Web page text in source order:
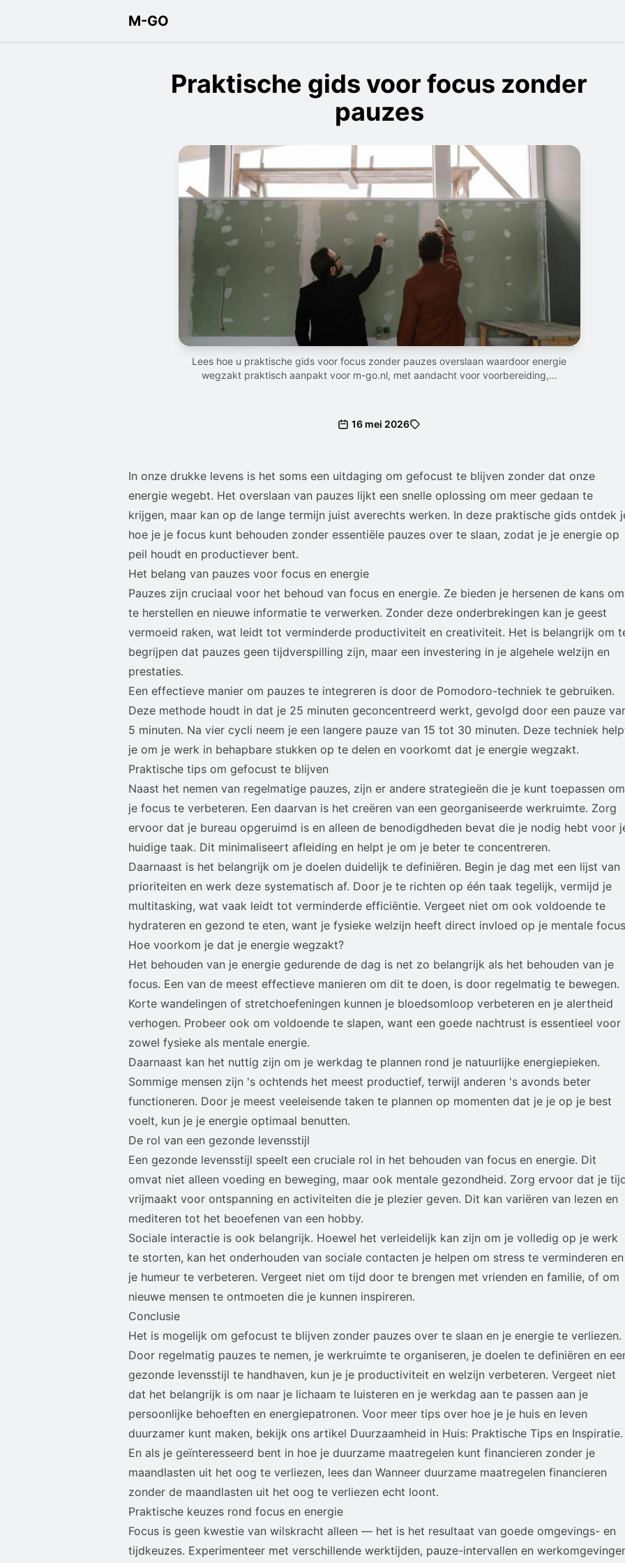
M-GO
Praktische gids voor focus zonder
pauzes
Lees hoe u praktische gids voor focus zonder pauzes overslaan waardoor energie
wegzakt praktisch aanpakt voor m-go.nl, met aandacht voor voorbereiding,...
16 mei 2026
In onze drukke levens is het soms een uitdaging om gefocust te blijven zonder dat onze
energie wegebt. Het overslaan van pauzes lijkt een snelle oplossing om meer gedaan te
krijgen, maar kan op de lange termijn juist averechts werken. In deze praktische gids ontdek
hoe je je focus kunt behouden zonder essentiële pauzes over te slaan, zodat je je energie op
peil houdt en productiever bent.
Het belang van pauzes voor focus en energie
Pauzes zijn cruciaal voor het behoud van focus en energie. Ze bieden je hersenen de kans om
te herstellen en nieuwe informatie te verwerken. Zonder deze onderbrekingen kan je geest
vermoeid raken, wat leidt tot verminderde productiviteit en creativiteit. Het is belangrijk om
begrijpen dat pauzes geen tijdverspilling zijn, maar een investering in je algehele welzijn en
prestaties.
Een effectieve manier om pauzes te integreren is door de Pomodoro-techniek te gebruiken.
Deze methode houdt in dat je 25 minuten geconcentreerd werkt, gevolgd door een pauze
5 minuten. Na vier cycli neem je een langere pauze van 15 tot 30 minuten. Deze techniek
je om je werk in behapbare stukken op te delen en voorkomt dat je energie wegzakt.
Praktische tips om gefocust te blijven
Naast het nemen van regelmatige pauzes, zijn er andere strategieën die je kunt toepassen om
je focus te verbeteren. Een daarvan is het creëren van een georganiseerde werkruimte. Zorg
ervoor dat je bureau opgeruimd is en alleen de benodigdheden bevat die je nodig hebt voor
huidige taak. Dit minimaliseert afleiding en helpt je om je beter te concentreren.
Daarnaast is het belangrijk om je doelen duidelijk te definiëren. Begin je dag met een lijst van
prioriteiten en werk deze systematisch af. Door je te richten op één taak tegelijk, vermijd je
multitasking, wat vaak leidt tot verminderde efficiëntie. Vergeet niet om ook voldoende te
hydrateren en gezond te eten, want je fysieke welzijn heeft direct invloed op je mentale
Hoe voorkom je dat je energie wegzakt?
Het behouden van je energie gedurende de dag is net zo belangrijk als het behouden van je
focus. Een van de meest effectieve manieren om dit te doen, is door regelmatig te bewegen.
Korte wandelingen of stretchoefeningen kunnen je bloedsomloop verbeteren en je alertheid
verhogen. Probeer ook om voldoende te slapen, want een goede nachtrust is essentieel voor
zowel fysieke als mentale energie.
Daarnaast kan het nuttig zijn om je werkdag te plannen rond je natuurlijke energiepieken.
Sommige mensen zijn 's ochtends het meest productief, terwijl anderen 's avonds beter
functioneren. Door je meest veeleisende taken te plannen op momenten dat je je op je best
voelt, kun je je energie optimaal benutten.
De rol van een gezonde levensstijl
Een gezonde levensstijl speelt een cruciale rol in het behouden van focus en energie. Dit
omvat niet alleen voeding en beweging, maar ook mentale gezondheid. Zorg ervoor dat je
vrijmaakt voor ontspanning en activiteiten die je plezier geven. Dit kan variëren van lezen en
mediteren tot het beoefenen van een hobby.
Sociale interactie is ook belangrijk. Hoewel het verleidelijk kan zijn om je volledig op je werk
te storten, kan het onderhouden van sociale contacten je helpen om stress te verminderen en
je humeur te verbeteren. Vergeet niet om tijd door te brengen met vrienden en familie, of om
nieuwe mensen te ontmoeten die je kunnen inspireren.
Conclusie
Het is mogelijk om gefocust te blijven zonder pauzes over te slaan en je energie te verliezen.
Door regelmatig pauzes te nemen, je werkruimte te organiseren, je doelen te definiëren en
gezonde levensstijl te handhaven, kun je je productiviteit en welzijn verbeteren. Vergeet niet
dat het belangrijk is om naar je lichaam te luisteren en je werkdag aan te passen aan je
persoonlijke behoeften en energiepatronen. Voor meer tips over hoe je je huis en leven
duurzamer kunt maken, bekijk ons artikel Duurzaamheid in Huis: Praktische Tips en Inspiratie.
En als je geïnteresseerd bent in hoe je duurzame maatregelen kunt financieren zonder je
maandlasten uit het oog te verliezen, lees dan Wanneer duurzame maatregelen financieren
zonder de maandlasten uit het oog te verliezen echt loont.
Praktische keuzes rond focus en energie
Focus is geen kwestie van wilskracht alleen — het is het resultaat van goede omgevings- en
tijdkeuzes. Experimenteer met verschillende werktijden, pauze-intervallen en